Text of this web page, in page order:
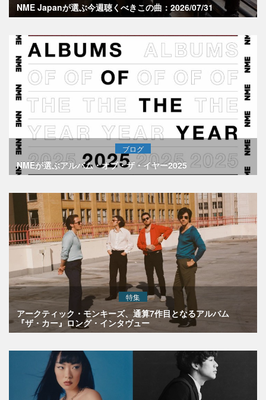
NME Japanが選ぶ今週聴くべきこの曲：2026/07/31
ブログ
NMEが選ぶアルバム・オブ・ザ・イヤー2025
特集
アークティック・モンキーズ、通算7作目となるアルバム
『ザ・カー』ロング・インタヴュー